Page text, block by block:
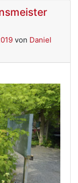
von Daniel